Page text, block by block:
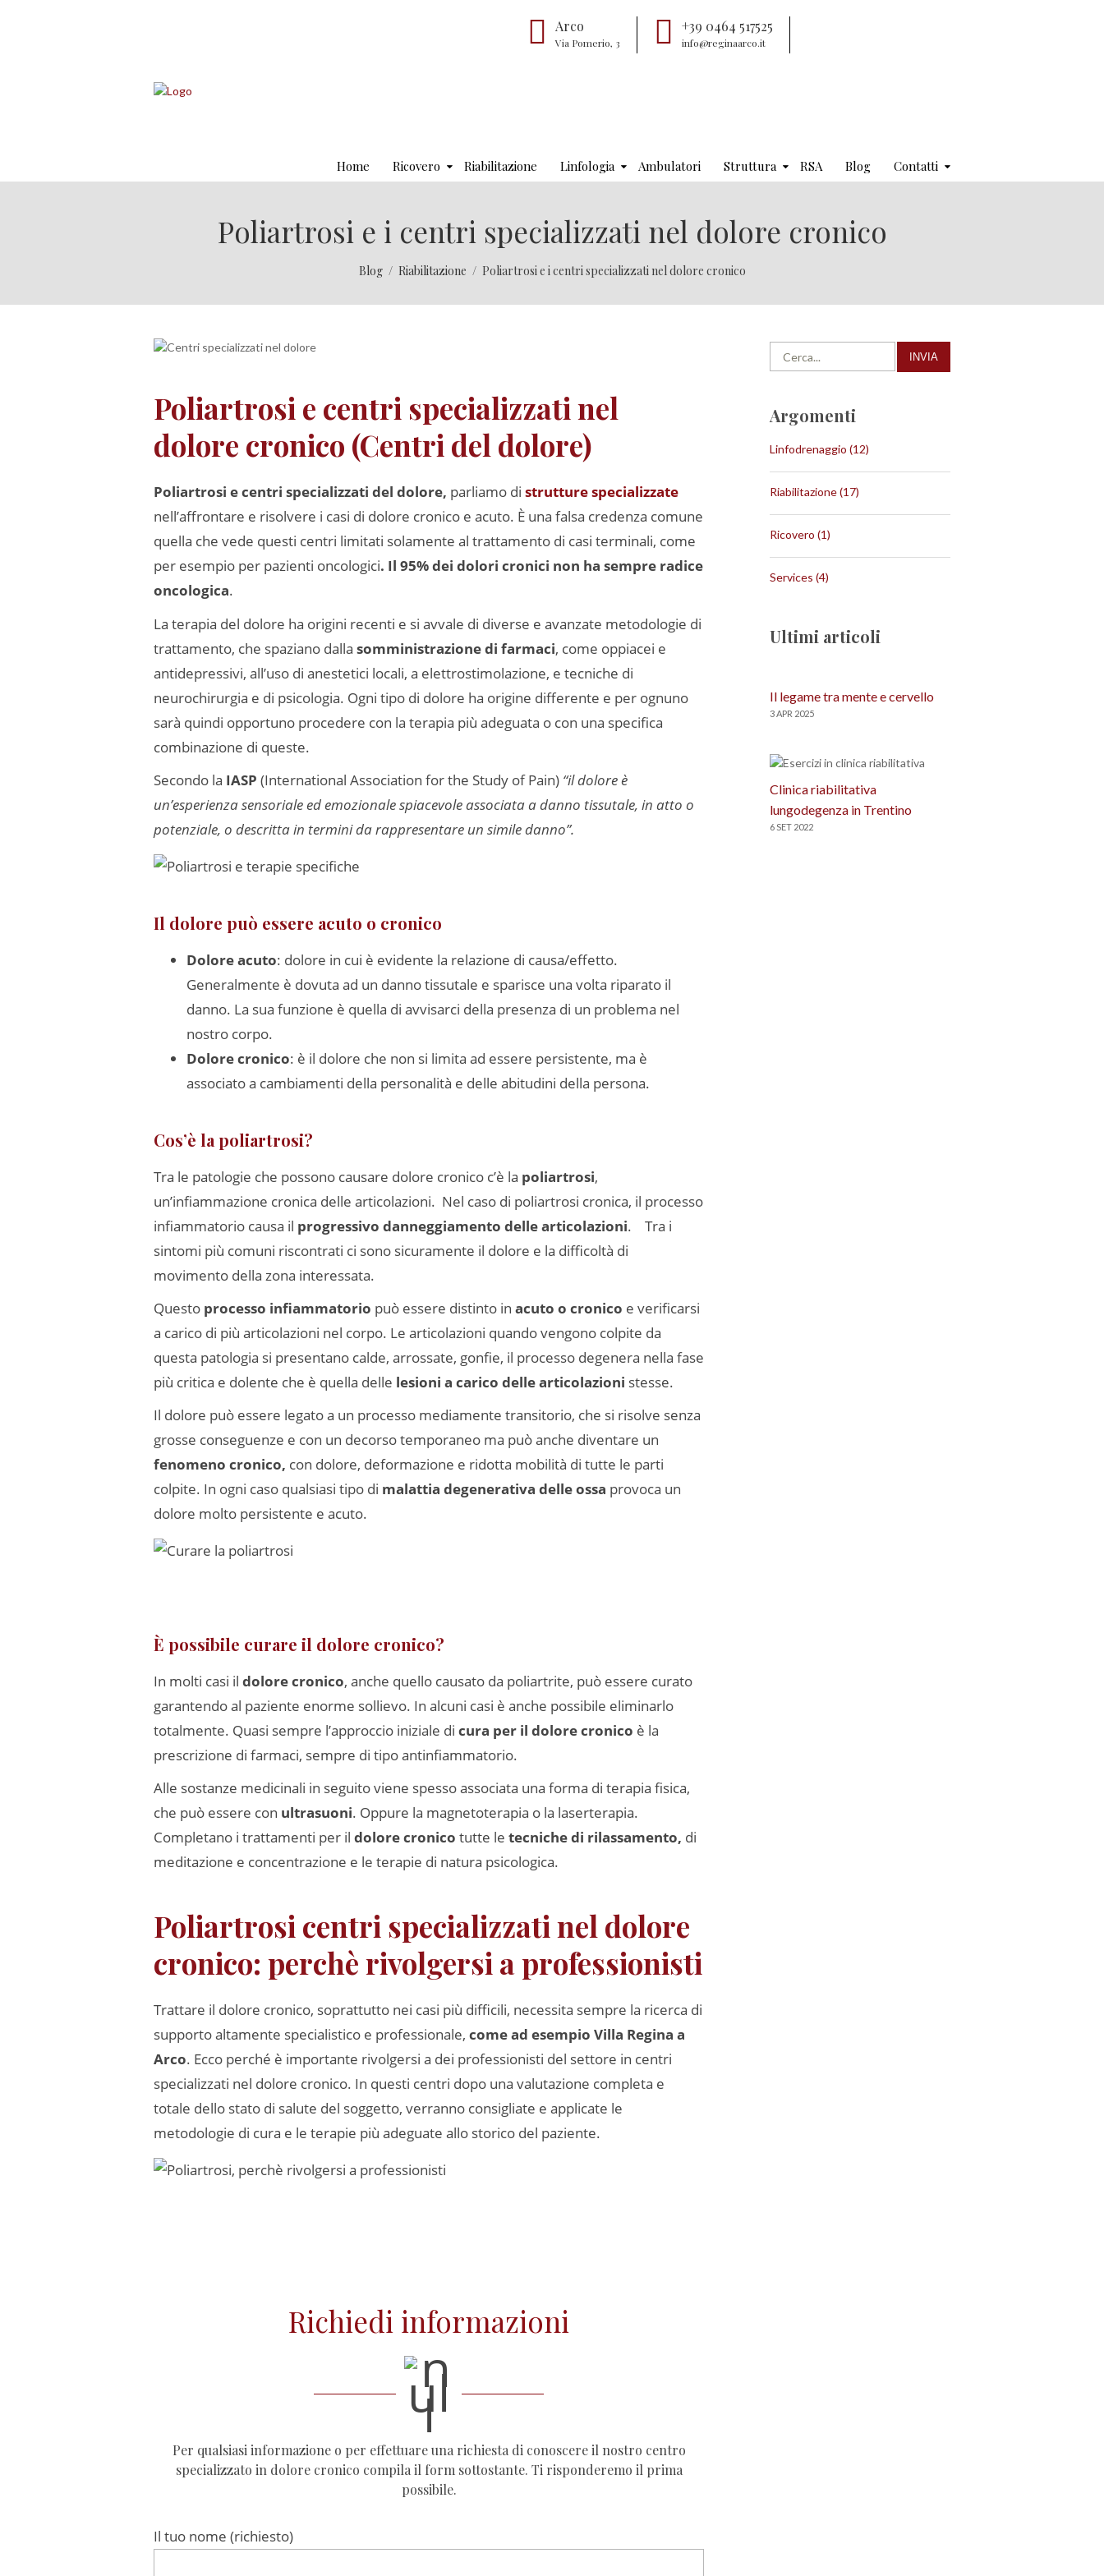
+39 0464 517525
info@reginaarco.it
Arco
Via Pomerio, 3
Home Ricovero Riabilitazione Linfologia Ambulatori Struttura RSA Blog Contatti
Poliartrosi e i centri specializzati nel dolore cronico
Blog Riabilitazione Poliartrosi e i centri specializzati nel dolore cronico
Poliartrosi e centri specializzati nel
dolore cronico (Centri del dolore)
Poliartrosi e centri specializzati del dolore, parliamo di strutture specializzate
nell’affrontare e risolvere i casi di dolore cronico e acuto. È una falsa credenza comune
quella che vede questi centri limitati solamente al trattamento di casi terminali, come
per esempio per pazienti oncologici. Il 95% dei dolori cronici non ha sempre radice
oncologica.
La terapia del dolore ha origini recenti e si avvale di diverse e avanzate metodologie di
trattamento, che spaziano dalla somministrazione di farmaci, come oppiacei e
antidepressivi, all’uso di anestetici locali, a elettrostimolazione, e tecniche di
neurochirurgia e di psicologia. Ogni tipo di dolore ha origine differente e per ognuno
sarà quindi opportuno procedere con la terapia più adeguata o con una specifica
combinazione di queste.
Secondo la IASP (International Association for the Study of Pain) “il dolore è
un’esperienza sensoriale ed emozionale spiacevole associata a danno tissutale, in atto o
potenziale, o descritta in termini da rappresentare un simile danno”.
Il dolore può essere acuto o cronico
Dolore acuto: dolore in cui è evidente la relazione di causa/effetto.
Generalmente è dovuta ad un danno tissutale e sparisce una volta riparato il
danno. La sua funzione è quella di avvisarci della presenza di un problema nel
nostro corpo.
Dolore cronico: è il dolore che non si limita ad essere persistente, ma è
associato a cambiamenti della personalità e delle abitudini della persona.
Cos’è la poliartrosi?
Tra le patologie che possono causare dolore cronico c’è la poliartrosi,
un’infiammazione cronica delle articolazioni. Nel caso di poliartrosi cronica, il processo
infiammatorio causa il progressivo danneggiamento delle articolazioni. Tra i
sintomi più comuni riscontrati ci sono sicuramente il dolore e la difficoltà di
movimento della zona interessata.
Questo processo infiammatorio può essere distinto in acuto o cronico e verificarsi
a carico di più articolazioni nel corpo. Le articolazioni quando vengono colpite da
questa patologia si presentano calde, arrossate, gonfie, il processo degenera nella fase
più critica e dolente che è quella delle lesioni a carico delle articolazioni stesse.
Il dolore può essere legato a un processo mediamente transitorio, che si risolve senza
grosse conseguenze e con un decorso temporaneo ma può anche diventare un
fenomeno cronico, con dolore, deformazione e ridotta mobilità di tutte le parti
colpite. In ogni caso qualsiasi tipo di malattia degenerativa delle ossa provoca un
dolore molto persistente e acuto.
È possibile curare il dolore cronico?
In molti casi il dolore cronico, anche quello causato da poliartrite, può essere curato
garantendo al paziente enorme sollievo. In alcuni casi è anche possibile eliminarlo
totalmente. Quasi sempre l’approccio iniziale di cura per il dolore cronico è la
prescrizione di farmaci, sempre di tipo antinfiammatorio.
Alle sostanze medicinali in seguito viene spesso associata una forma di terapia fisica,
che può essere con ultrasuoni. Oppure la magnetoterapia o la laserterapia.
Completano i trattamenti per il dolore cronico tutte le tecniche di rilassamento, di
meditazione e concentrazione e le terapie di natura psicologica.
Poliartrosi centri specializzati nel dolore
cronico: perchè rivolgersi a professionisti
Trattare il dolore cronico, soprattutto nei casi più difficili, necessita sempre la ricerca di
supporto altamente specialistico e professionale, come ad esempio Villa Regina a
Arco. Ecco perché è importante rivolgersi a dei professionisti del settore in centri
specializzati nel dolore cronico. In questi centri dopo una valutazione completa e
totale dello stato di salute del soggetto, verranno consigliate e applicate le
metodologie di cura e le terapie più adeguate allo storico del paziente.
Richiedi informazioni
Per qualsiasi informazione o per effettuare una richiesta di conoscere il nostro centro
specializzato in dolore cronico compila il form sottostante. Ti risponderemo il prima
possibile.
Il tuo nome (richiesto)
INVIA
Argomenti
Linfodrenaggio (12)
Riabilitazione(17)
Ricovero (1)
Services (4)
Ultimi articoli
Il legame tra mente e cervello
3 APR 2025
Clinica riabilitativa
lungodegenza in Trentino
6 SET 2022